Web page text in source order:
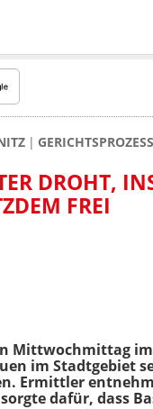
DROHT,
FREI
Mittwochmittag im
im Stadtgebiet
Ermittler
dafür, dass